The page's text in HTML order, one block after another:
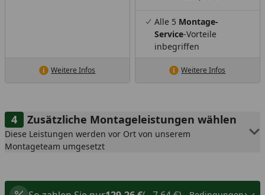
Weitere Infos
Alle 5 Montage-
Service-Vorteile
inbegriffen
Weitere Infos
Zusätzliche Montageleistungen wählen
Diese Leistungen werden vor Ort von unserem
Montageteam umgesetzt